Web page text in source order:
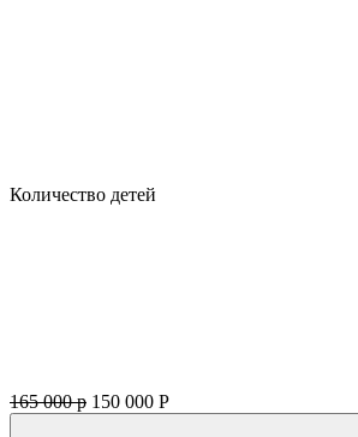
Количество детей
165 000 р 150 000 Р